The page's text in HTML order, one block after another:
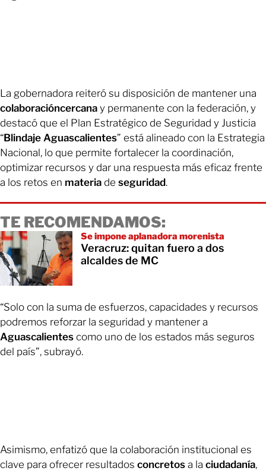
La gobernadora reiteró su disposición de mantener una
colaboracióncercana y permanente con la federación, y
destacó que el Plan Estratégico de Seguridad y Justicia
“Blindaje Aguascalientes” está alineado con la Estrategia
Nacional, lo que permite fortalecer la coordinación,
optimizar recursos y dar una respuesta más eficaz frente
a los retos en materia de seguridad.
TE RECOMENDAMOS:
Se impone aplanadora morenista
Veracruz: quitan fuero a dos
alcaldes de MC
“Solo con la suma de esfuerzos, capacidades y recursos
podremos reforzar la seguridad y mantener a
Aguascalientes como uno de los estados más seguros
del país”, subrayó.
Asimismo, enfatizó que la colaboración institucional es
clave para ofrecer resultados concretos a la ciudadanía,